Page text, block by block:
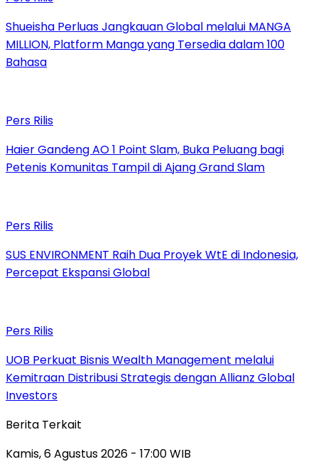
Shueisha Perluas Jangkauan Global melalui MANGA
MILLION, Platform Manga yang Tersedia dalam 100
Bahasa
Pers Rilis
Haier Gandeng AO 1 Point Slam, Buka Peluang bagi
Petenis Komunitas Tampil di Ajang Grand Slam
Pers Rilis
SUS ENVIRONMENT Raih Dua Proyek WtE di Indonesia,
Percepat Ekspansi Global
Pers Rilis
UOB Perkuat Bisnis Wealth Management melalui
Kemitraan Distribusi Strategis dengan Allianz Global
Investors
Berita Terkait
Kamis, 6 Agustus 2026 - 17:00 WIB